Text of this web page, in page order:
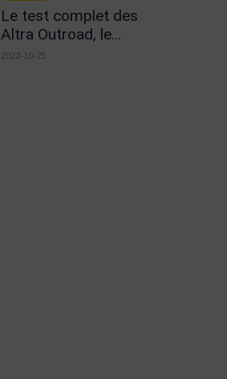
Le test complet des
Altra Outroad, le
cocktail mixte route et
2022-10-25